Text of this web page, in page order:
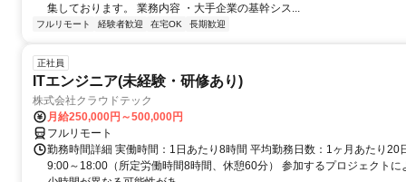
集しております。 業務内容 ・大手企業の基幹シス...
フルリモート 経験者歓迎 在宅OK 長期歓迎
正社員
ITエンジニア(未経験・研修あり)
株式会社クラウドテック
月給250,000円～500,000円
フルリモート
勤務時間詳細 実働時間：1日あたり8時間 平均勤務日数：1ヶ月あたり20
9:00～18:00（所定労働時間8時間、休憩60分） 参加するプロジェクトに